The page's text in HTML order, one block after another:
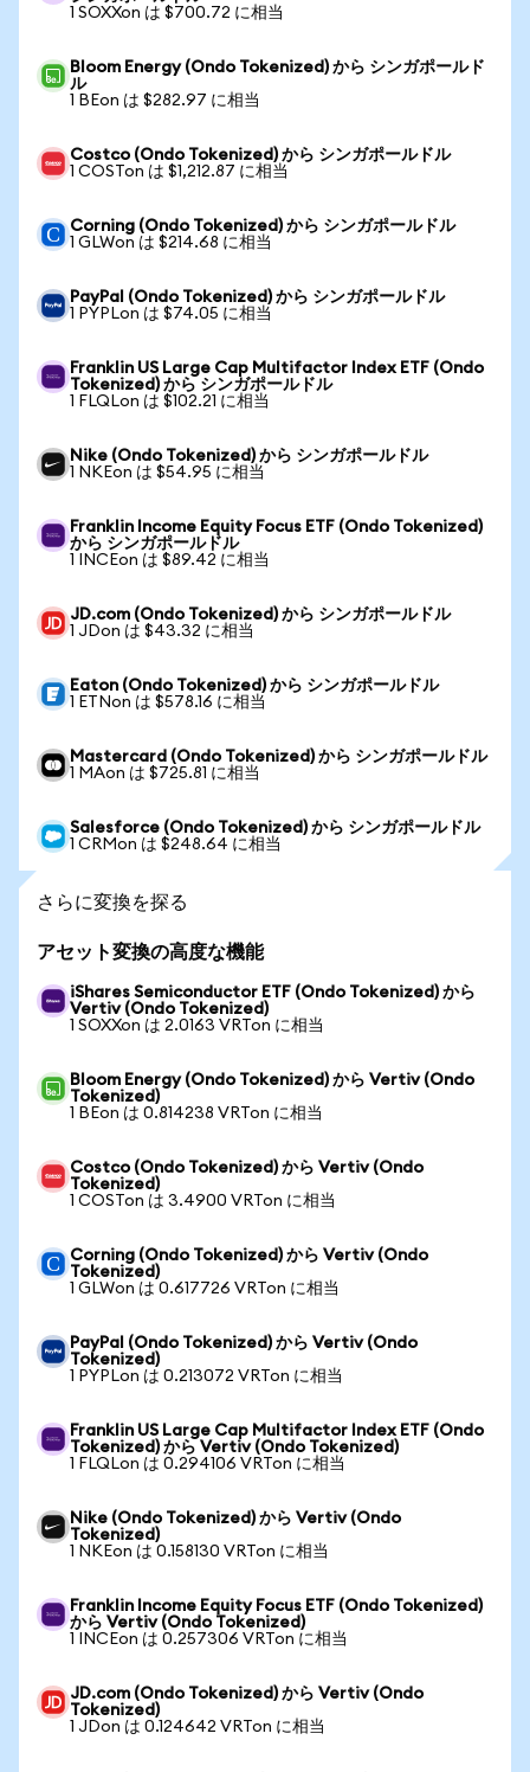
1 SOXXon は $700.72 に相当
Bloom Energy (Ondo Tokenized) から シンガポールド
ル
1 BEon は $282.97 に相当
Costco (Ondo Tokenized) から シンガポールドル
1 COSTon は $1,212.87 に相当
Corning (Ondo Tokenized) から シンガポールドル
1 GLWon は $214.68 に相当
PayPal (Ondo Tokenized) から シンガポールドル
1 PYPLon は $74.05 に相当
Franklin US Large Cap Multifactor Index ETF (Ondo
Tokenized) から シンガポールドル
1 FLQLon は $102.21 に相当
Nike (Ondo Tokenized) から シンガポールドル
1 NKEon は $54.95 に相当
Franklin Income Equity Focus ETF (Ondo Tokenized)
から シンガポールドル
1 INCEon は $89.42 に相当
JD.com (Ondo Tokenized) から シンガポールドル
1 JDon は $43.32 に相当
Eaton (Ondo Tokenized) から シンガポールドル
1 ETNon は $578.16 に相当
Mastercard (Ondo Tokenized) から シンガポールドル
1 MAon は $725.81 に相当
Salesforce (Ondo Tokenized) から シンガポールドル
1 CRMon は $248.64 に相当
さらに変換を探る
アセット変換の高度な機能
iShares Semiconductor ETF (Ondo Tokenized) から
Vertiv (Ondo Tokenized)
1 SOXXon は 2.0163 VRTon に相当
Bloom Energy (Ondo Tokenized) から Vertiv (Ondo
Tokenized)
1 BEon は 0.814238 VRTon に相当
Costco (Ondo Tokenized) から Vertiv (Ondo
Tokenized)
1 COSTon は 3.4900 VRTon に相当
Corning (Ondo Tokenized) から Vertiv (Ondo
Tokenized)
1 GLWon は 0.617726 VRTon に相当
PayPal (Ondo Tokenized) から Vertiv (Ondo
Tokenized)
1 PYPLon は 0.213072 VRTon に相当
Franklin US Large Cap Multifactor Index ETF (Ondo
Tokenized) から Vertiv (Ondo Tokenized)
1 FLQLon は 0.294106 VRTon に相当
Nike (Ondo Tokenized) から Vertiv (Ondo
Tokenized)
1 NKEon は 0.158130 VRTon に相当
Franklin Income Equity Focus ETF (Ondo Tokenized)
から Vertiv (Ondo Tokenized)
1 INCEon は 0.257306 VRTon に相当
JD.com (Ondo Tokenized) から Vertiv (Ondo
Tokenized)
1 JDon は 0.124642 VRTon に相当